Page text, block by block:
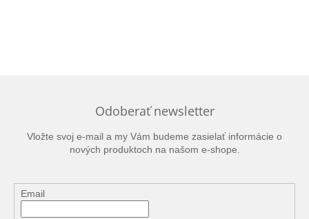
Odoberať newsletter
Vložte svoj e-mail a my Vám budeme zasielať informácie o
nových produktoch na našom e-shope.
Email